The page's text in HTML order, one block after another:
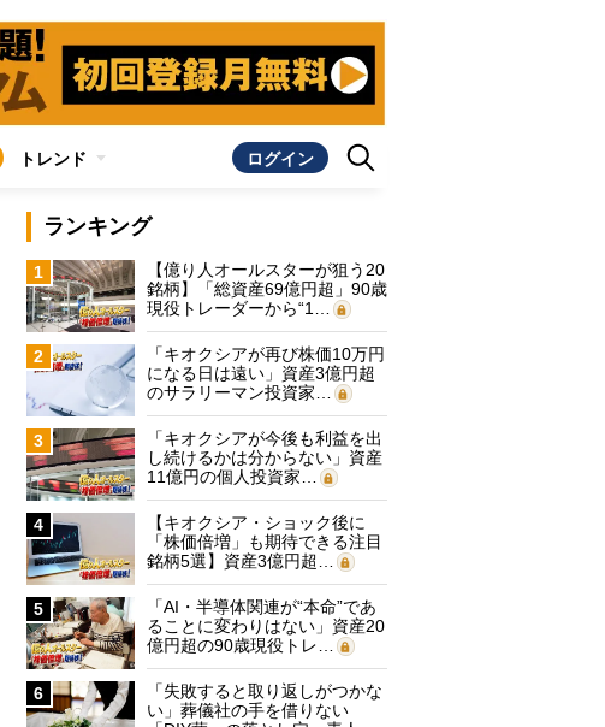
トレンド ログイン
ランキング
1
【億り人オールスターが狙う20
銘柄】「総資産69億円超」90歳
現役トレーダーから“1…
2
「キオクシアが再び株価10万円
になる日は遠い」資産3億円超
のサラリーマン投資家…
3
「キオクシアが今後も利益を出
し続けるかは分からない」資産
11億円の個人投資家…
4
【キオクシア・ショック後に
「株価倍増」も期待できる注目
銘柄5選】資産3億円超…
5
「AI・半導体関連が“本命”であ
ることに変わりはない」資産20
億円超の90歳現役トレ…
6
「失敗すると取り返しがつかな
い」葬儀社の手を借りない